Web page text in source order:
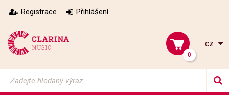
Registrace Přihlášení
0
cz